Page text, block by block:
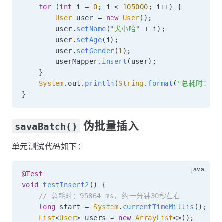
for
(int i = 0 ; i < 105000 ; i ++)
{
User user = new User( ) ;
        user
. setName ( "犬小哈" + i ) ;
        user
. setAge( i ) ;
        user
. setGender (1 ) ;
        userMapper
. insert ( user) ;
}
System . out . println (String . format ( "总耗时：
}
savaBatch() 伪批量插入
单元测试代码如下：
@Test
void
testInsert2 ( )
{
// 总耗时：95864 ms, 约一分钟30秒左右
long start = System. currentTimeMillis ( ) ;
List<User> users = new ArrayList<>( ) ;